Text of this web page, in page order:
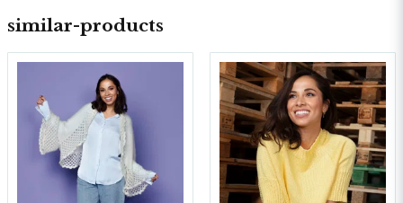
similar-products